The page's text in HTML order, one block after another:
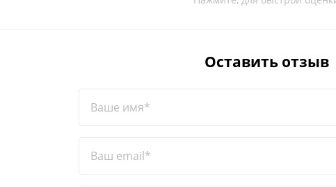
Оставить отзыв
Ваше имя*
Ваш email*